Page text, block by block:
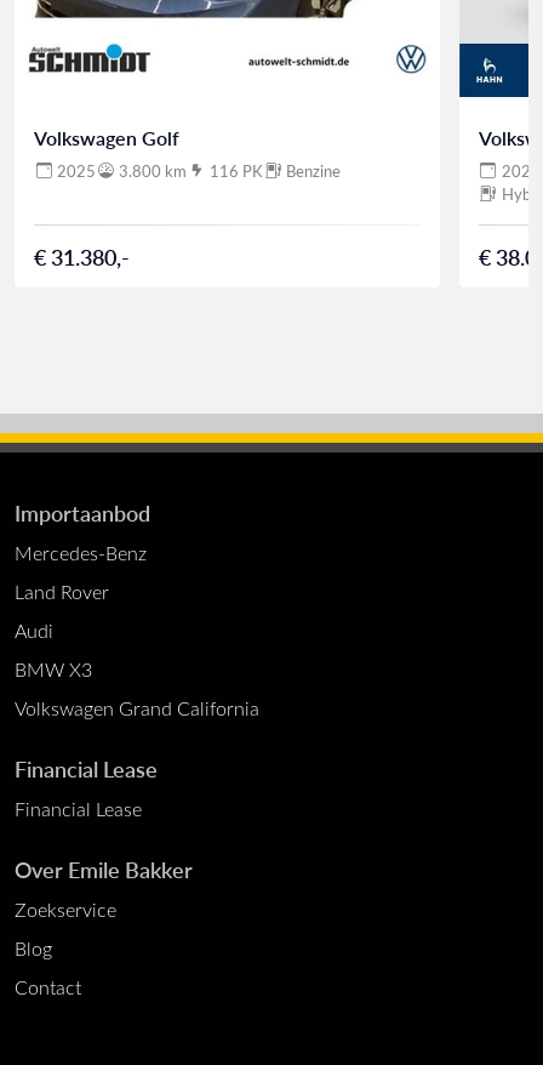
Volkswagen Golf
2025 3.800 km 116 PK Benzine
€ 31.380,-
2025
€
Importaanbod
Mercedes-Benz
Land Rover
Audi
BMW X3
Volkswagen Grand California
Financial Lease
Financial Lease
Over Emile Bakker
Zoekservice
Blog
Contact